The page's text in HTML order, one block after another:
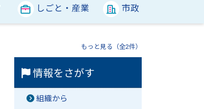
しごと・産業 市政
もっと見る（全2件）
情報をさがす
組織から